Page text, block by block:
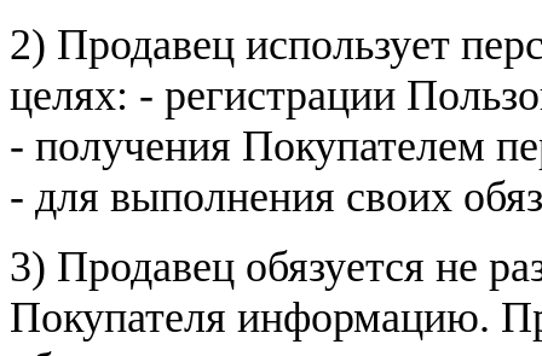
2) Продавец использует
целях: - регистрации
- получения Покупателем
- для выполнения своих
3) Продавец обязуется не
Покупателя информацию.